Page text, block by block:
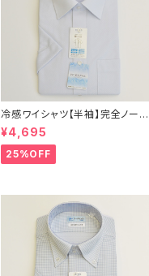
冷感ワイシャツ【半袖】完全ノーア
イロン i-Shirt｜-2℃冷却 形態
安定 レギュラーシルエット セミワ
イドカラー ドビー メンズ ビジネ
¥4,695
25%OFF